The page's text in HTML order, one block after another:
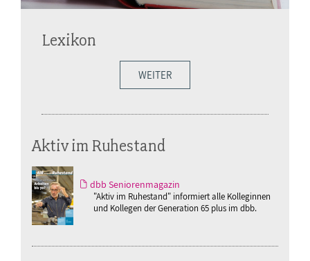
Lexikon
WEITER
Aktiv im Ruhestand
dbb Seniorenmagazin
"Aktiv im Ruhestand" informiert alle Kolleginnen
und Kollegen der Generation 65 plus im dbb.